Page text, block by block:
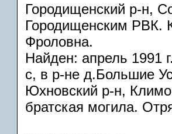
Городищенский р-н,
Городищенским РВК.
Фроловна.
Найден: апрель 1991
с, в р-не д.Большие
Юхновский р-н,
братская могила.